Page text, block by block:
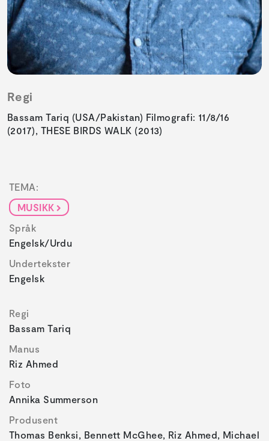
Regi
Bassam Tariq (USA/Pakistan) Filmografi: 11/8/16
(2017), THESE BIRDS WALK (2013)
TEMA:
MUSIKK
Språk
Engelsk/urdu
Undertekster
Engelsk
Regi
Bassam Tariq
Manus
Riz Ahmed
Foto
Annika Summerson
Produsent
Thomas Benksi, Bennett McGhee, Riz Ahmed, Michael